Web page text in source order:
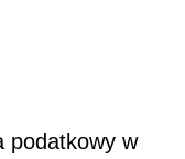
podatkowy w